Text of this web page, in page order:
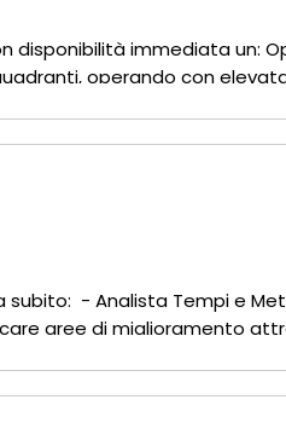
disponibilità immediata un:
operando con
di lavoro -
subito: - Analista Tempi e
aree di miglioramento
critiche e le relative